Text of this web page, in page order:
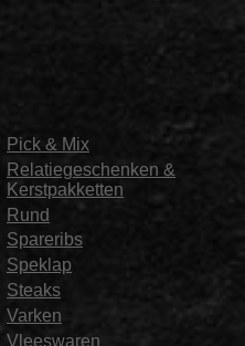
Pick & Mix
Relatiegeschenken &
Kerstpakketten
Rund
Spareribs
Speklap
Steaks
Varken
Vleeswaren